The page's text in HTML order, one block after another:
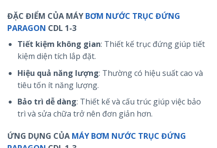
ĐẶC ĐIỂM CỦA MÁY BƠM NƯỚC TRỤC ĐỨNG
PARAGON CDL 1-3
Tiết kiệm không gian: Thiết kế trục đứng giúp tiết
kiệm diện tích lắp đặt.
Hiệu quả năng lượng: Thường có hiệu suất cao và
tiêu tốn ít năng lượng.
Bảo trì dễ dàng: Thiết kế và cấu trúc giúp việc bảo
trì và sửa chữa trở nên đơn giản hơn.
ỨNG DỤNG CỦA MÁY BƠM NƯỚC TRỤC ĐỨNG